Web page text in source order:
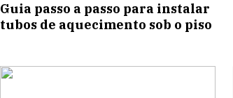
Guia passo a passo para instalar
tubos de aquecimento sob o piso